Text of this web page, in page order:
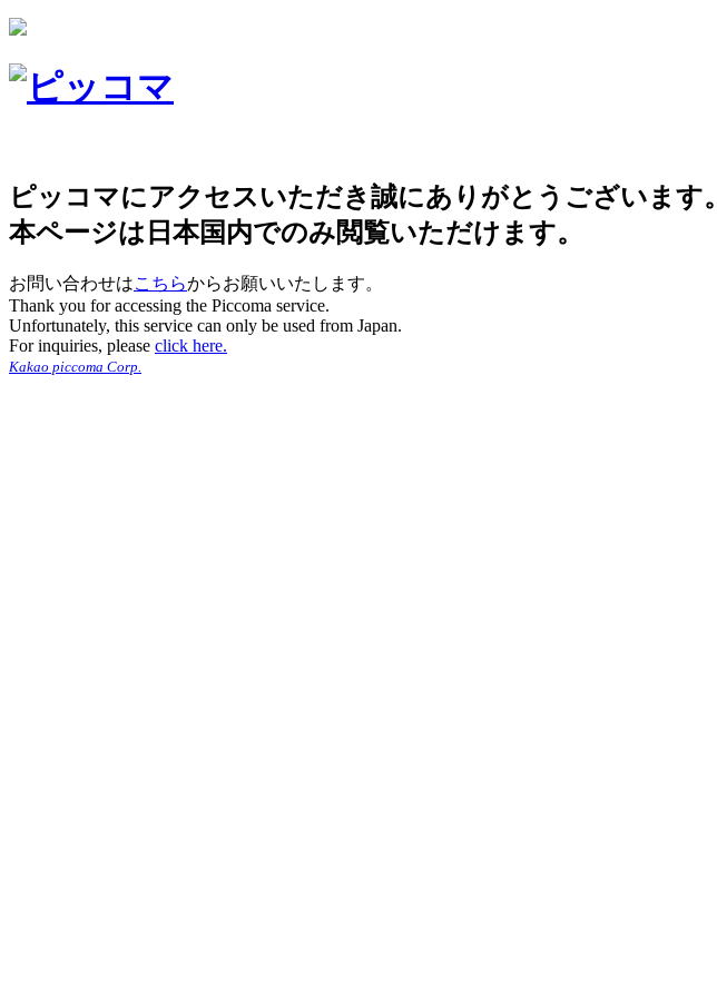
ピッコマにアクセスいただき誠にありがとうございます。
本ページは日本国内でのみ閲覧いただけます。
お問い合わせはこちらからお願いいたします。
Thank you for accessing the Piccoma service.
Unfortunately, this service can only be used from Japan.
For inquiries, please click here.
Kakao piccoma Corp.